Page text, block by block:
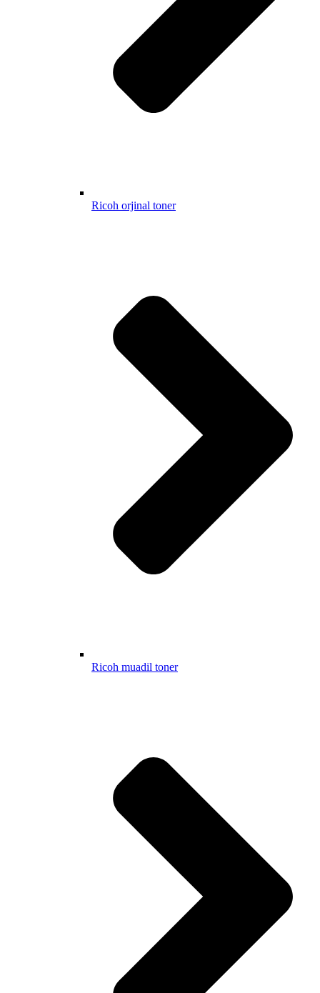
Ricoh orjinal toner
Ricoh muadil toner